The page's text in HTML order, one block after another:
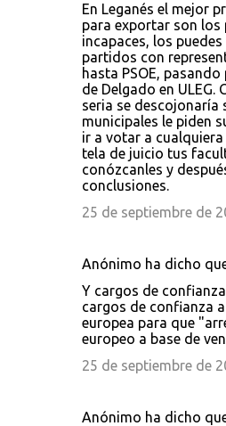
En Leganés el mejor
para exportar son
incapaces, los
partidos con
hasta PSOE,
de Delgado en ULEG.
seria se descojonaría
municipales le piden
ir a votar a
tela de juicio tus
conózcanles y
conclusiones.
25 de septiembre de
Anónimo ha dicho
Y cargos de
cargos de confianza
europea para que
europeo a base de
25 de septiembre de
Anónimo ha dicho